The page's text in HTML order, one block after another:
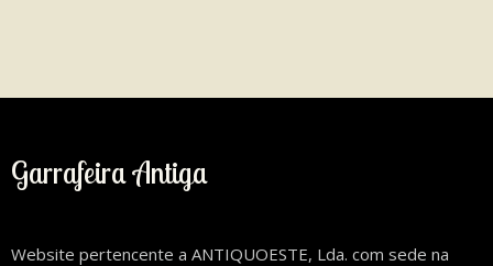
Garrafeira Antiga
Website pertencente a ANTIQUOESTE, Lda. com sede na